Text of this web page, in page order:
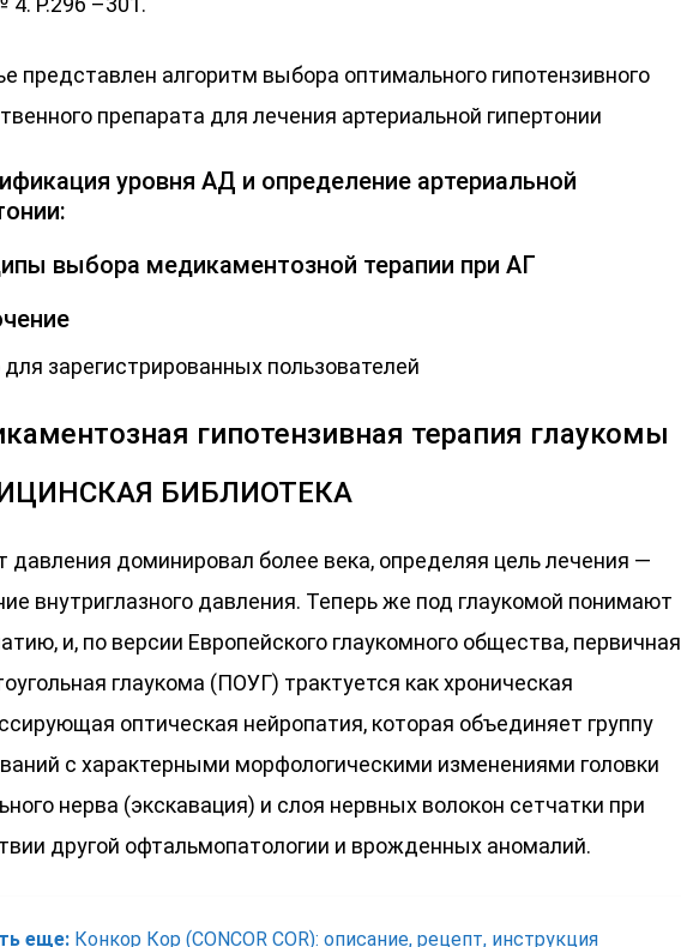
представлен алгоритм выбора оптимального гипотензивного
препарата для лечения артериальной гипертонии
уровня АД и определение артериальной
выбора медикаментозной терапии при АГ
для зарегистрированных пользователей
гипотензивная терапия глаукомы
БИБЛИОТЕКА
давления доминировал более века, определяя цель лечения —
внутриглазного давления. Теперь же под глаукомой понимают
и, по версии Европейского глаукомного общества, первичная
глаукома (ПОУГ) трактуется как хроническая
оптическая нейропатия, которая объединяет группу
с характерными морфологическими изменениями головки
нерва (экскавация) и слоя нервных волокон сетчатки при
другой офтальмопатологии и врожденных аномалий.
еще: Конкор Кор (CONCOR COR): описание, рецепт, инструкция